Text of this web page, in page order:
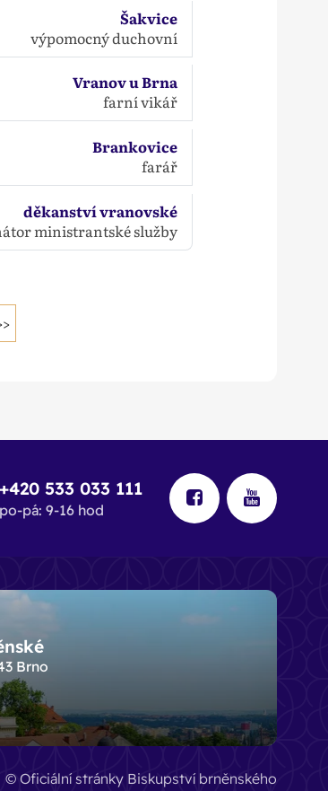
Šakvice
výpomocný duchovní
Vranov u Brna
farní vikář
Brankovice
farář
děkanství vranovské
ministrantské služby
+420 533 033 111
po-pá: 9-16 hod
Brno
© Oficiální stránky Biskupství brněnského